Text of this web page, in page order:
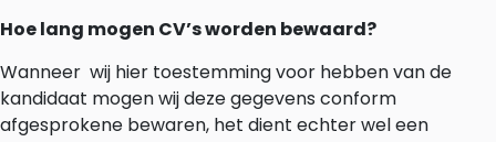
Hoe lang mogen CV’s worden bewaard?
Wanneer wij hier toestemming voor hebben van de
kandidaat mogen wij deze gegevens conform
afgesprokene bewaren, het dient echter wel een